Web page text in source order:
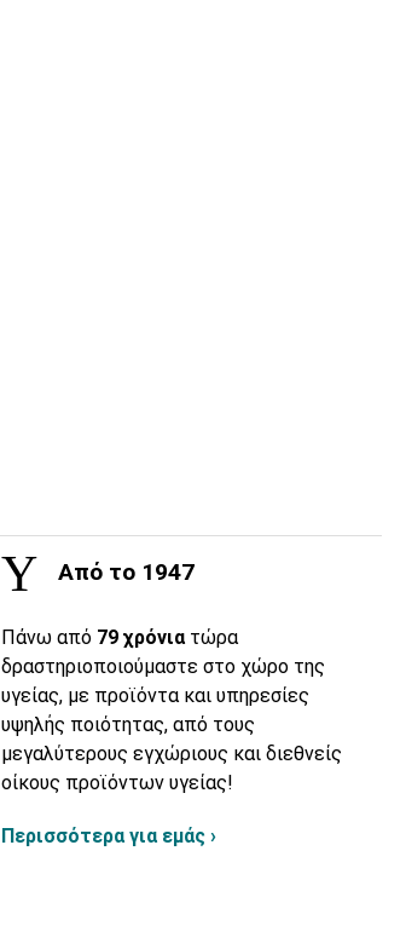
Από το 1947
Πάνω από 79 χρόνια τώρα
δραστηριοποιούμαστε στο χώρο της
υγείας, με προϊόντα και υπηρεσίες
υψηλής ποιότητας, από τους
μεγαλύτερους εγχώριους και διεθνείς
οίκους προϊόντων υγείας!
Περισσότερα για εμάς ›